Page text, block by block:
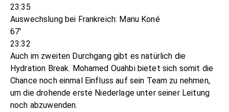
23:35
Auswechslung bei Frankreich: Manu Koné
67'
23:32
Auch im zweiten Durchgang gibt es natürlich die
Hydration Break. Mohamed Ouahbi bietet sich somit die
Chance noch einmal Einfluss auf sein Team zu nehmen,
um die drohende erste Niederlage unter seiner Leitung
noch abzuwenden.